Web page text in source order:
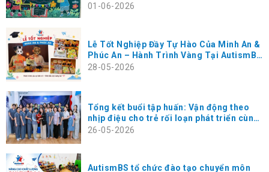
01-06-2026
Lễ Tốt Nghiệp Đầy Tự Hào Của Minh An &
Phúc An – Hành Trình Vàng Tại AutismBS
Thanh Xuân
28-05-2026
Tổng kết buổi tập huấn: Vận động theo
nhịp điệu cho trẻ rối loạn phát triển cùng
chuyên gia Masako Koga tại AutismBS
26-05-2026
AutismBS tổ chức đào tạo chuyển môn